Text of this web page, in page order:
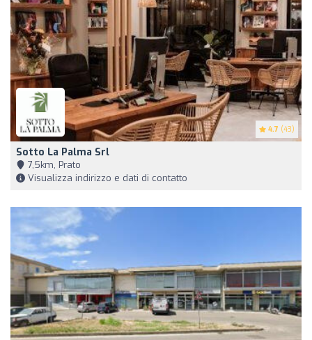
4.7 (43)
Sotto La Palma Srl
7,5km, Prato
Visualizza indirizzo e dati di contatto